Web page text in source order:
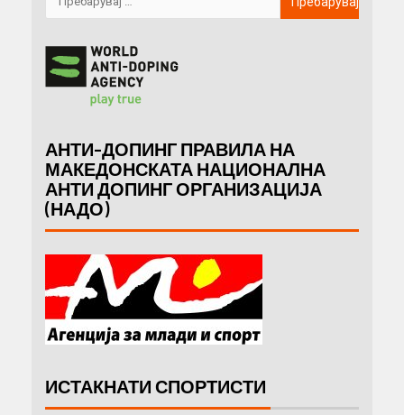
АНТИ-ДОПИНГ ПРАВИЛА НА
МАКЕДОНСКАТА НАЦИОНАЛНА
АНТИ ДОПИНГ ОРГАНИЗАЦИЈА
(НАДО)
ИСТАКНАТИ СПОРТИСТИ